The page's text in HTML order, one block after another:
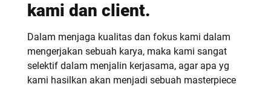
kami dan client.
Dalam menjaga kualitas dan fokus kami dalam
mengerjakan sebuah karya, maka kami sangat
selektif dalam menjalin kerjasama, agar apa yg
kami hasilkan akan menjadi sebuah masterpiece